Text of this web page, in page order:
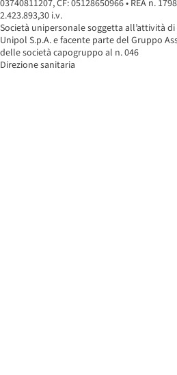
03740811207, CF: 05128650966 • REA n.
2.423.893,30 i.v.
Società unipersonale soggetta all’attività
Unipol S.p.A. e facente parte del Gruppo
delle società capogruppo al n. 046
Direzione sanitaria